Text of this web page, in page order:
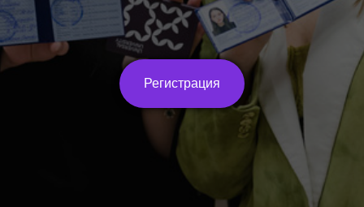
Регистрация